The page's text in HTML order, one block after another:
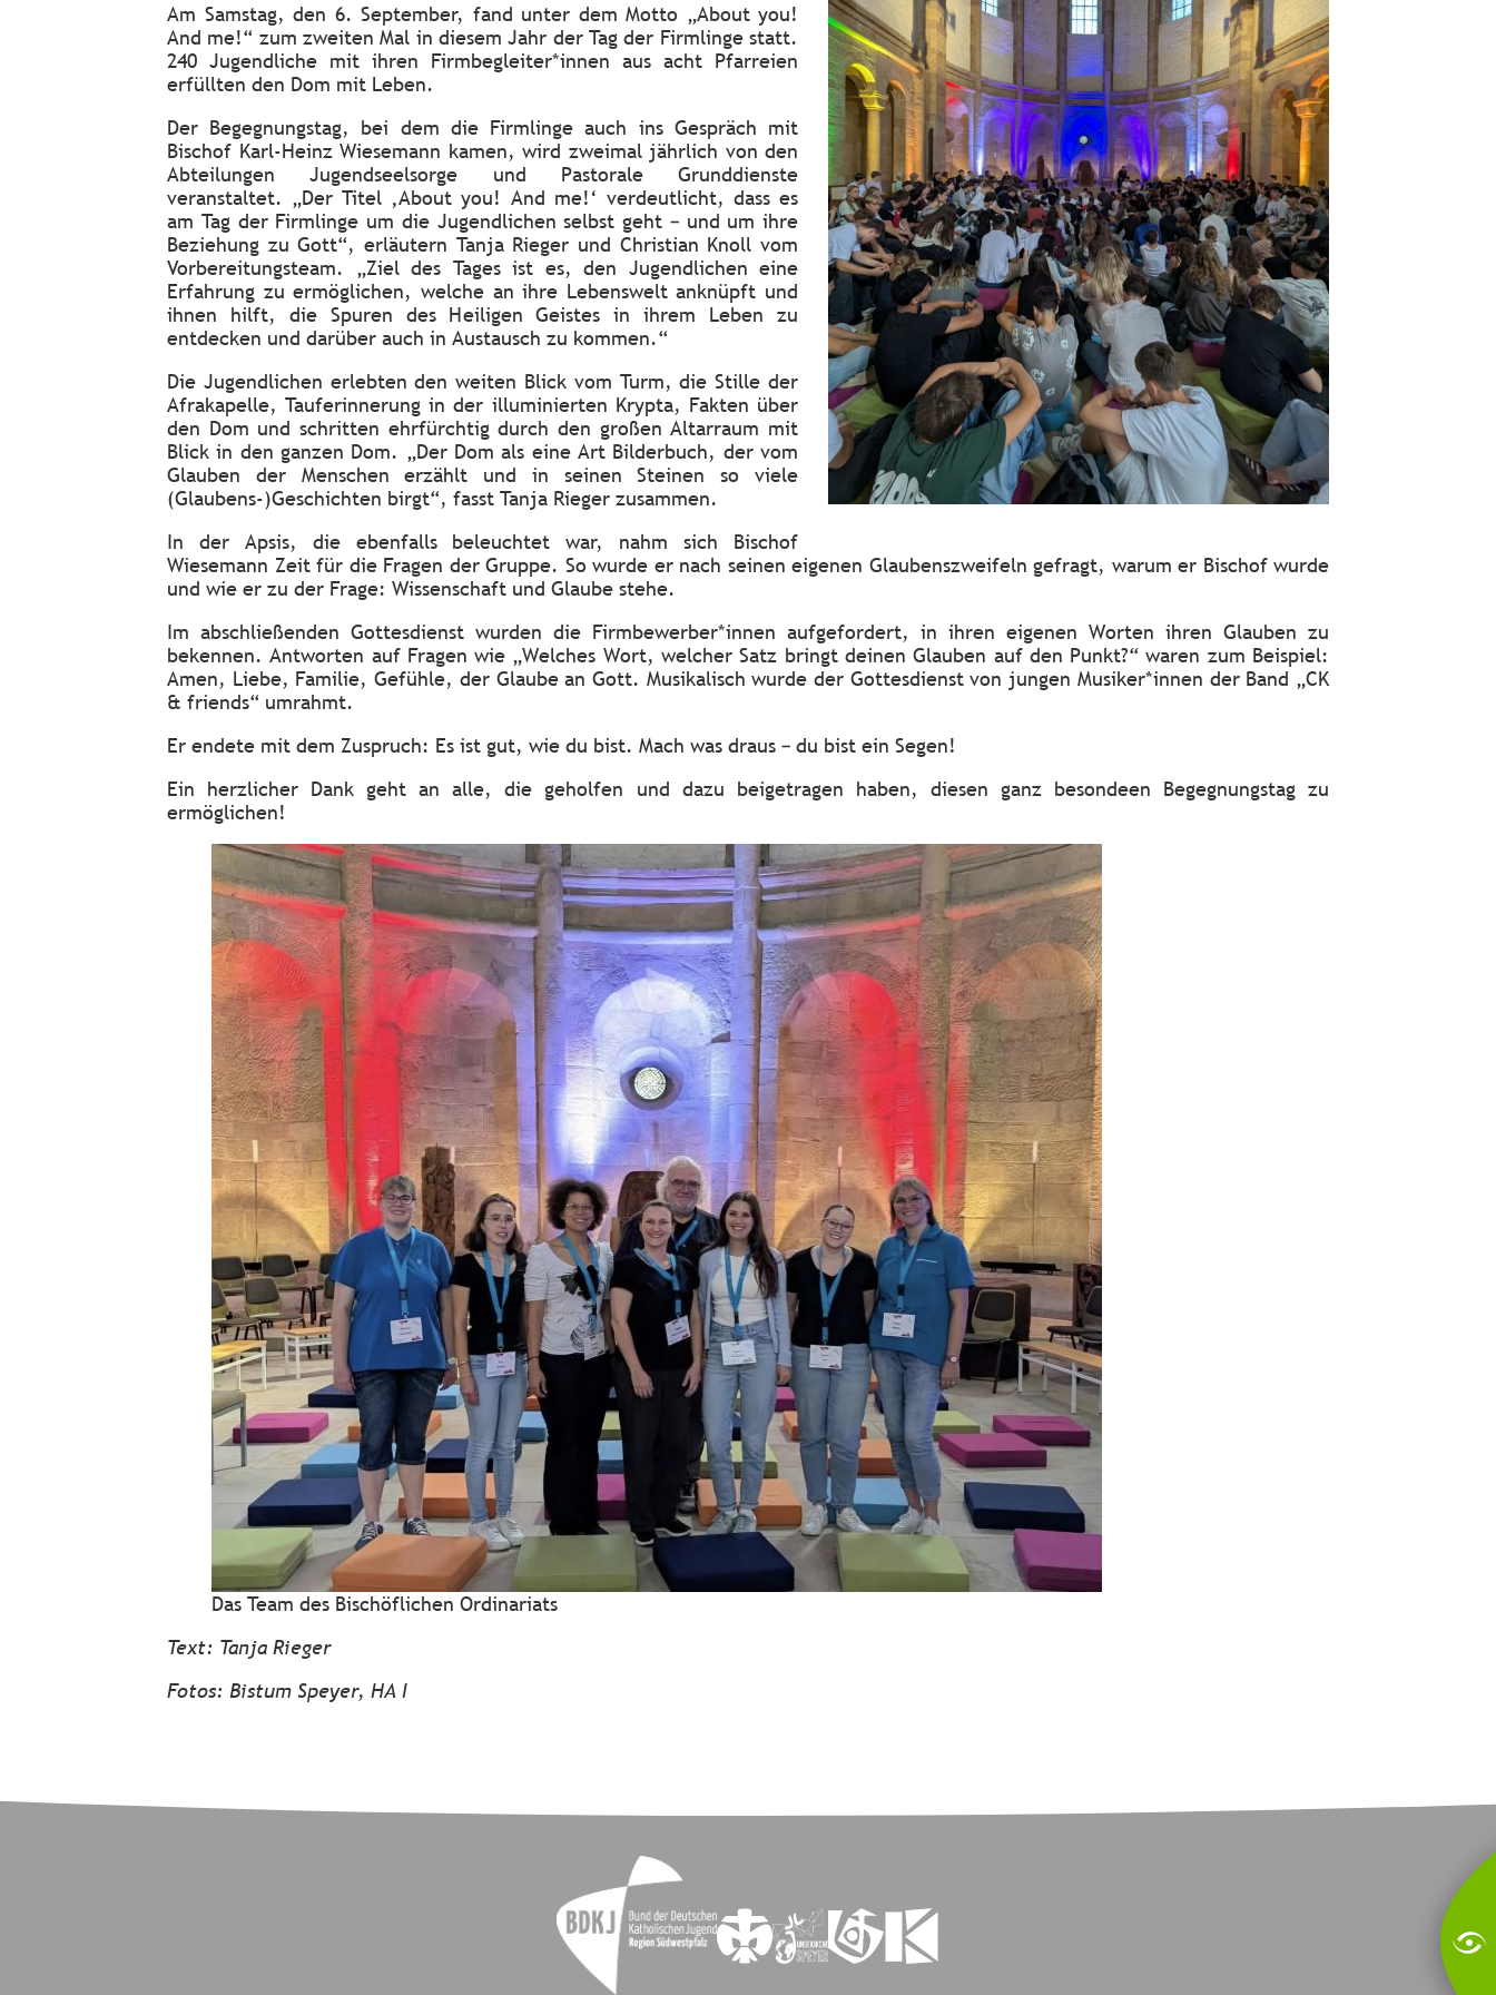
Am Samstag, den 6. September, fand unter dem Motto „About you!
And me!“ zum zweiten Mal in diesem Jahr der Tag der Firmlinge statt.
240 Jugendliche mit ihren Firmbegleiter*innen aus acht Pfarreien
erfüllten den Dom mit Leben.
Der Begegnungstag, bei dem die Firmlinge auch ins Gespräch mit
Bischof Karl-Heinz Wiesemann kamen, wird zweimal jährlich von den
Abteilungen Jugendseelsorge und Pastorale Grunddienste
veranstaltet. „Der Titel ‚About you! And me!‘ verdeutlicht, dass es
am Tag der Firmlinge um die Jugendlichen selbst geht – und um ihre
Beziehung zu Gott“, erläutern Tanja Rieger und Christian Knoll vom
Vorbereitungsteam. „Ziel des Tages ist es, den Jugendlichen eine
Erfahrung zu ermöglichen, welche an ihre Lebenswelt anknüpft und
ihnen hilft, die Spuren des Heiligen Geistes in ihrem Leben zu
entdecken und darüber auch in Austausch zu kommen.“
Die Jugendlichen erlebten den weiten Blick vom Turm, die Stille der
Afrakapelle, Tauferinnerung in der illuminierten Krypta, Fakten über
den Dom und schritten ehrfürchtig durch den großen Altarraum mit
Blick in den ganzen Dom. „Der Dom als eine Art Bilderbuch, der vom
Glauben der Menschen erzählt und in seinen Steinen so viele
(Glaubens-)Geschichten birgt“, fasst Tanja Rieger zusammen.
In der Apsis, die ebenfalls beleuchtet war, nahm sich Bischof
Wiesemann Zeit für die Fragen der Gruppe. So wurde er nach seinen eigenen Glaubenszweifeln gefragt, warum er Bischof wurde
und wie er zu der Frage: Wissenschaft und Glaube stehe.
Im abschließenden Gottesdienst wurden die Firmbewerber*innen aufgefordert, in ihren eigenen Worten ihren Glauben zu
bekennen. Antworten auf Fragen wie „Welches Wort, welcher Satz bringt deinen Glauben auf den Punkt?“ waren zum Beispiel:
Amen, Liebe, Familie, Gefühle, der Glaube an Gott. Musikalisch wurde der Gottesdienst von jungen Musiker*innen der Band „CK
& friends“ umrahmt.
Er endete mit dem Zuspruch: Es ist gut, wie du bist. Mach was draus – du bist ein Segen!
Ein herzlicher Dank geht an alle, die geholfen und dazu beigetragen haben, diesen ganz besondeen Begegnungstag zu
ermöglichen!
Das Team des Bischöflichen Ordinariats
Text: Tanja Rieger
Fotos: Bistum Speyer, HA I